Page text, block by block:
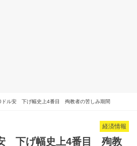
ドル安 下げ幅史上4番目 殉教者の苦しみ期間
経済情報
下げ幅史上4番目 殉教